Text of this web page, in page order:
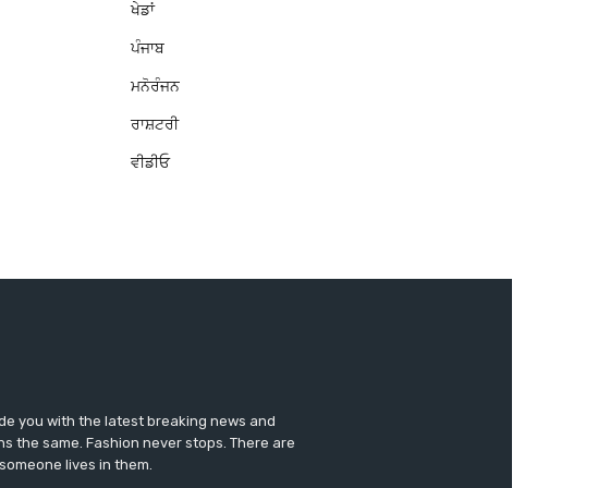
ਖੇਡਾਂ
ਪੰਜਾਬ
ਮਨੋਰੰਜਨ
ਰਾਸ਼ਟਰੀ
ਵੀਡੀਓ
you with the latest breaking news and
the same. Fashion never stops. There are
lives in them.